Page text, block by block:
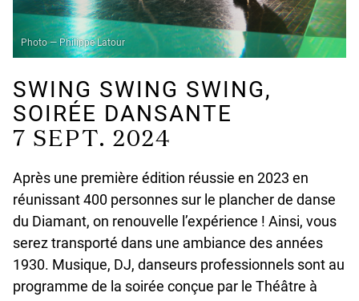
Photo — Philippe Latour
SWING SWING SWING,
SOIRÉE DANSANTE
7 SEPT. 2024
Après une première édition réussie en 2023 en
réunissant 400 personnes sur le plancher de danse
du Diamant, on renouvelle l’expérience ! Ainsi, vous
serez transporté dans une ambiance des années
1930. Musique, DJ, danseurs professionnels sont au
programme de la soirée conçue par le Théâtre à